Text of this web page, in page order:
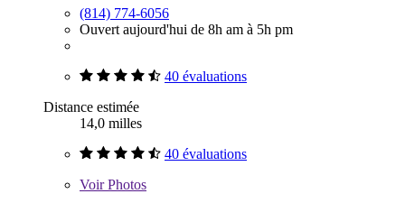
(814) 774-6056
Ouvert aujourd'hui de 8h am à 5h pm
40 évaluations
Distance estimée
14,0 milles
40 évaluations
VoirPhotos